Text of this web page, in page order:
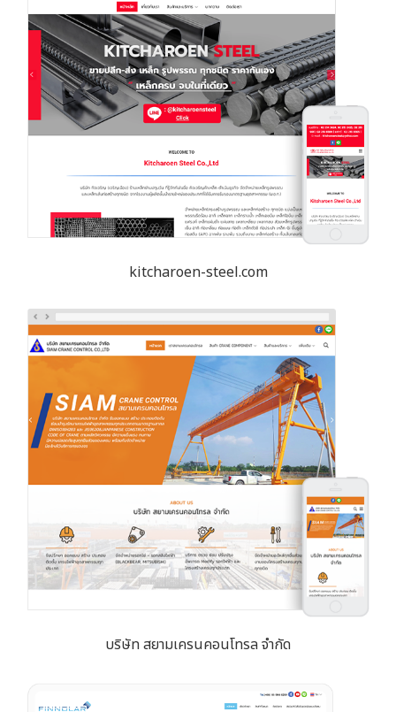
kitcharoen-steel.com
บริษัท สยามเครนคอนโทรล จำกัด